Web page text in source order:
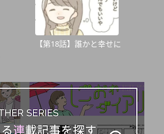
【第18話】誰かと幸せに